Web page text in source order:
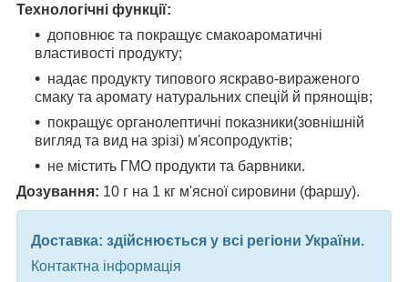
Технологічні функції:
доповнює та покращує смакоароматичні
властивості продукту;
надає продукту типового яскраво-вираженого
смаку та аромату натуральних спецій й прянощів;
покращує органолептичні показники(зовнішній
вигляд та вид на зрізі) м'ясопродуктів;
не містить ГМО продукти та барвники.
Дозування: 10 г на 1 кг м'ясної сировини (фаршу).
Доставка: здійснюється у всі регіони України.
Контактна інформація